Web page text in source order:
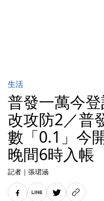
生活
普發一萬今
改攻防2／普
數「0.1」今
晚間6時入帳
記者 ｜ 張珺涵